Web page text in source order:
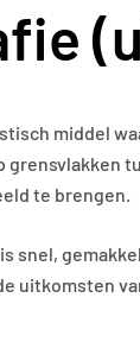
middel
grensvlakken
te brengen.
snel,
uitkomsten